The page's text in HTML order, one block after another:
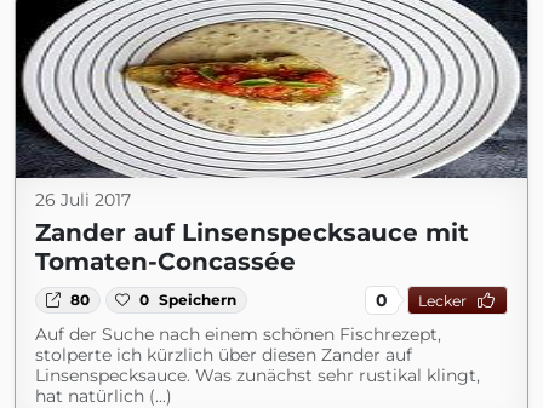
26 Juli 2017
Zander auf Linsenspecksauce mit
Tomaten-Concassée
80 0 Speichern 0 Lecker
Auf der Suche nach einem schönen Fischrezept,
stolperte ich kürzlich über diesen Zander auf
Linsenspecksauce. Was zunächst sehr rustikal klingt,
hat natürlich (...)